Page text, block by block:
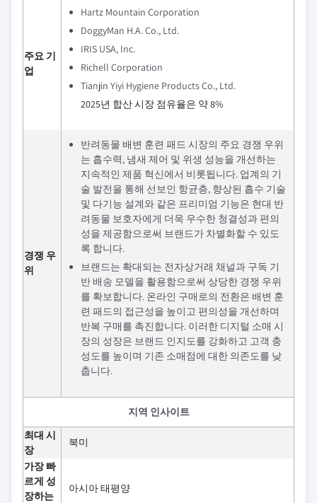
주요 기
업
Hartz Mountain Corporation
DoggyMan H.A. Co., Ltd.
IRIS USA, Inc.
Richell Corporation
Tianjin Yiyi Hygiene Products Co., Ltd.
2025년 합산 시장 점유율은 약 8%
경쟁 우
위
반려동물 배변 훈련 패드 시장의 주요 경쟁 우위
는 흡수력, 냄새 제어 및 위생 성능을 개선하는
지속적인 제품 혁신에서 비롯됩니다. 업계의 기
술 발전을 통해 선보인 항균층, 향상된 흡수 기술
및 다기능 설계와 같은 프리미엄 기능은 현대 반
려동물 보호자에게 더욱 우수한 청결성과 편의
성을 제공함으로써 브랜드가 차별화할 수 있도
록 합니다.
브랜드는 확대되는 전자상거래 채널과 구독 기
반 배송 모델을 활용함으로써 상당한 경쟁 우위
를 확보합니다. 온라인 구매로의 전환은 배변 훈
련 패드의 접근성을 높이고 편의성을 개선하며
반복 구매를 촉진합니다. 이러한 디지털 소매 시
장의 성장은 브랜드 인지도를 강화하고 고객 충
성도를 높이며 기존 소매점에 대한 의존도를 낮
춥니다.
지역 인사이트
최대 시
장
북미
가장 빠
르게 성
장하는
아시아 태평양